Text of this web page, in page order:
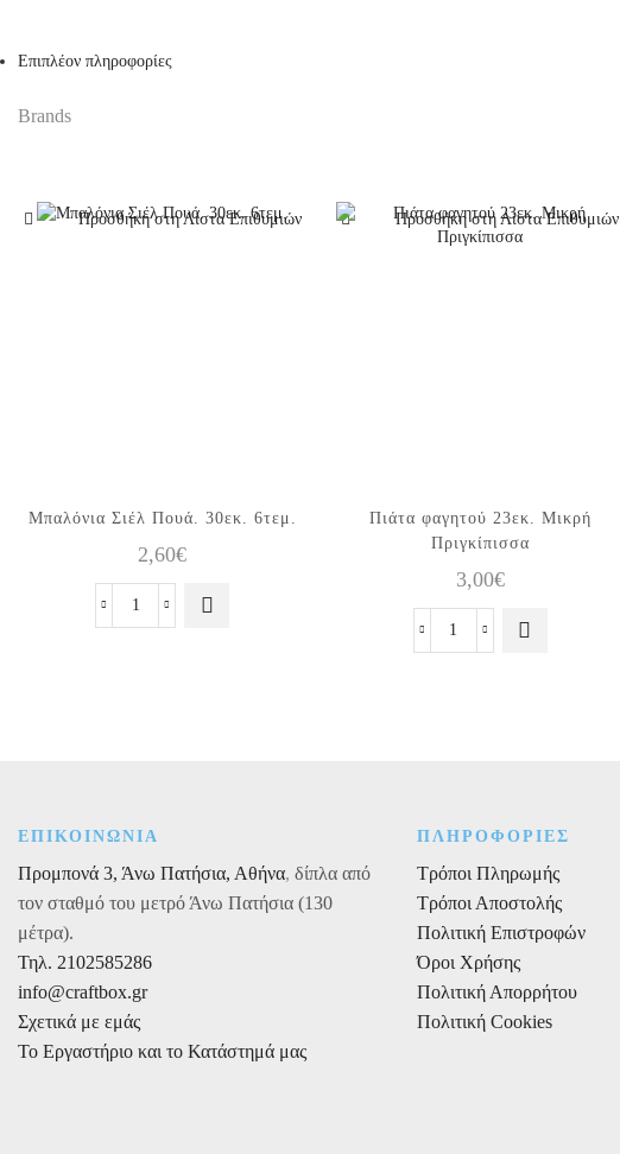
Επιπλέον πληροφορίες
Brands
Προσθήκη στη Λίστα Επιθυμιών
Μπαλόνια Σιέλ Πουά. 30εκ. 6τεμ.
2,60€
Μπαλόνια
Προσθήκη στη Λίστα Επιθυμιών
Πιάτα φαγητού 23εκ. Μικρή
Πριγκίπισσα
3,00€
Πιάτα
ΕΠΙΚΟΙΝΩΝΙΑ
Προμπονά 3, Άνω Πατήσια, Αθήνα, δίπλα από
τον σταθμό του μετρό Άνω Πατήσια (130
μέτρα).
Τηλ. 2102585286
info@craftbox.gr
Σχετικά με εμάς
Το Εργαστήριο και το Κατάστημά μας
ΠΛΗΡΟΦΟΡΙΕΣ
Τρόποι Πληρωμής
Τρόποι Αποστολής
Πολιτική Επιστροφών
Όροι Χρήσης
Πολιτική Απορρήτου
Πολιτική Cookies